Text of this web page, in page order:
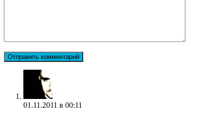
01.11.2011 в 00:11